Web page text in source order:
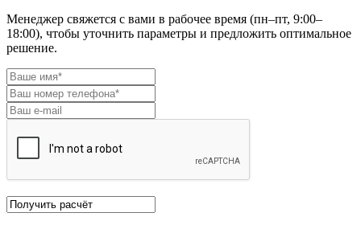
Менеджер свяжется с вами в рабочее время (пн–пт, 9:00–
18:00), чтобы уточнить параметры и предложить оптимальное
решение.